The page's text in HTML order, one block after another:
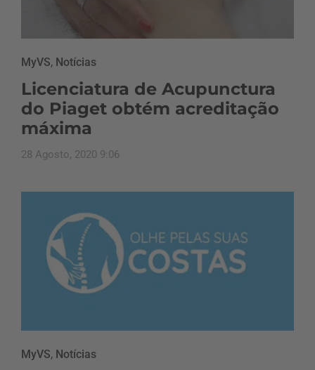
MyVS, Notícias
Licenciatura de Acupunctura
do Piaget obtém acreditação
máxima
28 Agosto, 2020 9:06
MyVS, Notícias